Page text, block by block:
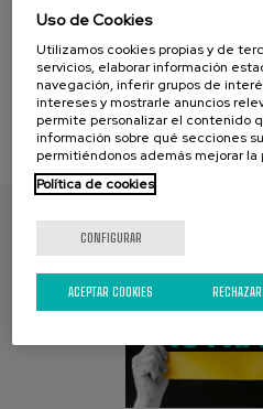
Para ampliar la
siguiente dirección:
ENCUENTRA TU
Uso de Cookies
Utilizamos cookies propias y de
servicios, elaborar información
navegación, inferir grupos de
intereses y mostrarle anuncios
permite personalizar el contenido
información sobre qué secciones
permitiéndonos además mejorar la
Política de cookies
CONFIGURAR
ACEPTAR COOKIES